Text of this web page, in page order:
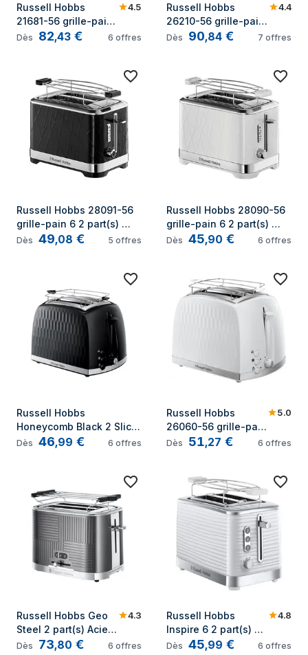
Russell Hobbs
21681-56 grille-pain
6 2 part(s) 1300 W
4.5
Dès 82,43 € 6 offres
Russell Hobbs
26210-56 grille-pain
2 part(s) Acier satin
4.4
Dès 90,84 € 7 offres
Russell Hobbs 28091-56
grille-pain 6 2 part(s)
1050 W Noir, Acier
Dès 49,08 € 5 offres
Russell Hobbs 28090-56
grille-pain 6 2 part(s)
1050 W Acier inoxydable,
Dès 45,90 € 6 offres
Russell Hobbs
Honeycomb Black 2 Slice
Toaster 6 2 part(s) 850 W
Dès 46,99 € 6 offres
Russell Hobbs
26060-56 grille-pain
6 2 part(s) 850 W
5.0
Dès 51,27 € 6 offres
Russell Hobbs Geo
Steel 2 part(s) Acier
inoxydable
4.3
Dès 73,80 € 6 offres
Russell Hobbs
Inspire 6 2 part(s)
1050 W Blanc
4.8
Dès 45,99 € 6 offres